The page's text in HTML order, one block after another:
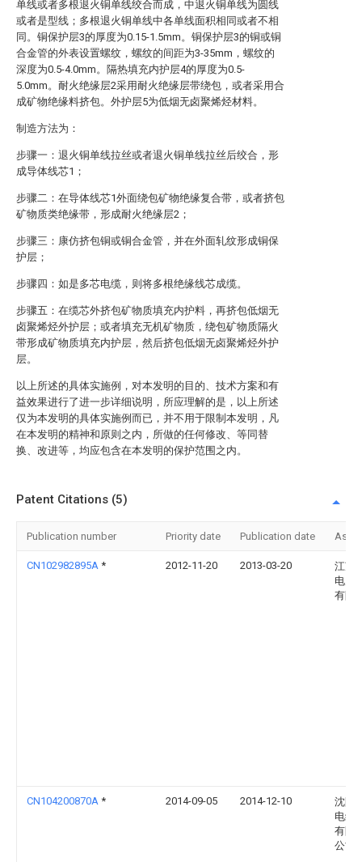
单线或者多根退火铜单线绞合而成，中退火铜单线为圆线
或者是型线；多根退火铜单线中各单线面积相同或者不相
同。铜保护层3的厚度为0.15-1.5mm。铜保护层3的铜或铜
合金管的外表设置螺纹，螺纹的间距为3-35mm，螺纹的
深度为0.5-4.0mm。隔热填充内护层4的厚度为0.5-
5.0mm。耐火绝缘层2采用耐火绝缘层带绕包，或者采用合
成矿物绝缘料挤包。外护层5为低烟无卤聚烯烃材料。
制造方法为：
步骤一：退火铜单线拉丝或者退火铜单线拉丝后绞合，形
成导体线芯1；
步骤二：在导体线芯1外面绕包矿物绝缘复合带，或者挤包
矿物质类绝缘带，形成耐火绝缘层2；
步骤三：康仿挤包铜或铜合金管，并在外面轧纹形成铜保
护层；
步骤四：如是多芯电缆，则将多根绝缘线芯成缆。
步骤五：在缆芯外挤包矿物质填充内护料，再挤包低烟无
卤聚烯烃外护层；或者填充无机矿物质，绕包矿物质隔火
带形成矿物质填充内护层，然后挤包低烟无卤聚烯烃外护
层。
以上所述的具体实施例，对本发明的目的、技术方案和有
益效果进行了进一步详细说明，所应理解的是，以上所述
仅为本发明的具体实施例而已，并不用于限制本发明，凡
在本发明的精神和原则之内，所做的任何修改、等同替
换、改进等，均应包含在本发明的保护范围之内。
Patent Citations (5)
Publication number Priority date Publication date
CN102982895A * 2012-11-20 2013-03-20
江苏
电力
有限
CN104200870A * 2014-09-05 2014-12-10
沈阳
电缆
有限
公司